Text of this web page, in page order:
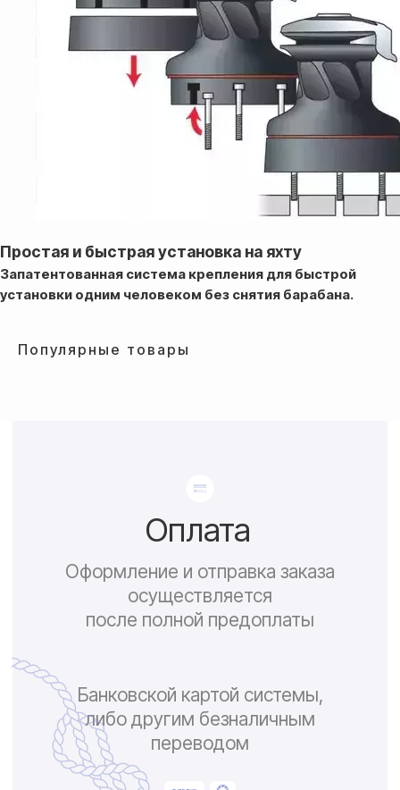
Простая и быстрая установка на яхту
Запатентованная система крепления для быстрой
установки одним человеком без снятия барабана.
Популярные товары